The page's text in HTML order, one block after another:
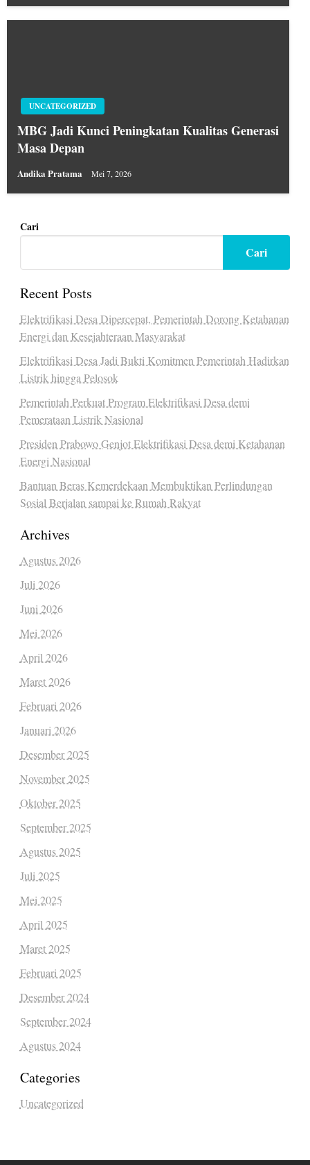
UNCATEGORIZED
MBG Jadi Kunci Peningkatan Kualitas Generasi
Masa Depan
Andika Pratama Mei 7, 2026
Cari
Cari
Recent Posts
Elektrifikasi Desa Dipercepat, Pemerintah Dorong Ketahanan
Energi dan Kesejahteraan Masyarakat
Elektrifikasi Desa Jadi Bukti Komitmen Pemerintah Hadirkan
Listrik hingga Pelosok
Pemerintah Perkuat Program Elektrifikasi Desa demi
Pemerataan Listrik Nasional
Presiden Prabowo Genjot Elektrifikasi Desa demi Ketahanan
Energi Nasional
Bantuan Beras Kemerdekaan Membuktikan Perlindungan
Sosial Berjalan sampai ke Rumah Rakyat
Archives
Agustus 2026
Juli 2026
Juni 2026
Mei 2026
April 2026
Maret 2026
Februari 2026
Januari 2026
Desember 2025
November 2025
Oktober 2025
September 2025
Agustus 2025
Juli 2025
Mei 2025
April 2025
Maret 2025
Februari 2025
Desember 2024
September 2024
Agustus 2024
Categories
Uncategorized